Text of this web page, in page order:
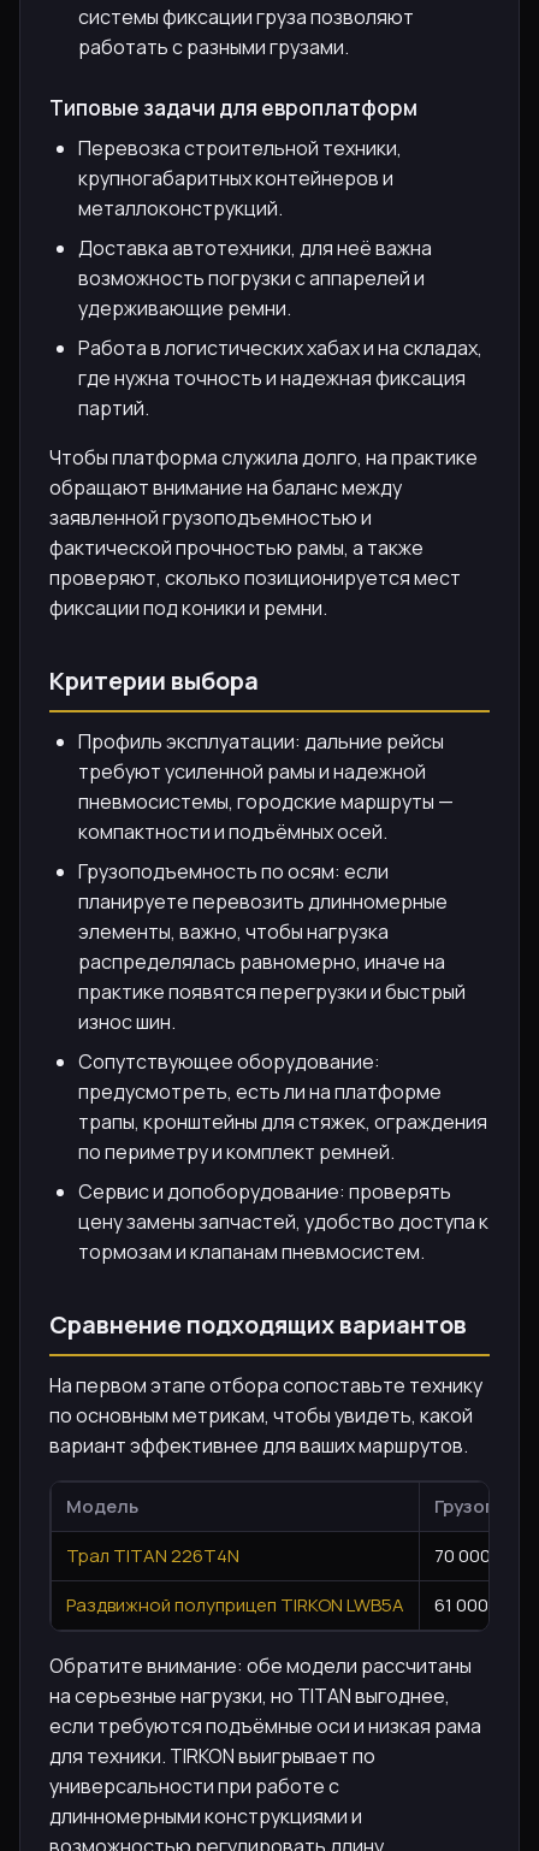
системы фиксации груза позволяют
работать с разными грузами.
Типовые задачи для европлатформ
Перевозка строительной техники,
крупногабаритных контейнеров и
металлоконструкций.
Доставка автотехники, для неё важна
возможность погрузки с аппарелей и
удерживающие ремни.
Работа в логистических хабах и на складах,
где нужна точность и надежная фиксация
партий.
Чтобы платформа служила долго, на практике
обращают внимание на баланс между
заявленной грузоподъемностью и
фактической прочностью рамы, а также
проверяют, сколько позиционируется мест
фиксации под коники и ремни.
Критерии выбора
Профиль эксплуатации: дальние рейсы
требуют усиленной рамы и надежной
пневмосистемы, городские маршруты —
компактности и подъёмных осей.
Грузоподъемность по осям: если
планируете перевозить длинномерные
элементы, важно, чтобы нагрузка
распределялась равномерно, иначе на
практике появятся перегрузки и быстрый
износ шин.
Сопутствующее оборудование:
предусмотреть, есть ли на платформе
трапы, кронштейны для стяжек, ограждения
по периметру и комплект ремней.
Сервис и допоборудование: проверять
цену замены запчастей, удобство доступа к
тормозам и клапанам пневмосистем.
Сравнение подходящих вариантов
На первом этапе отбора сопоставьте технику
по основным метрикам, чтобы увидеть, какой
вариант эффективнее для ваших маршрутов.
Модель
Трал TITAN 226T4N
70 000 кг
Раздвижной полуприцеп TIRKON LWB5A
61 000 кг
Обратите внимание: обе модели рассчитаны
на серьезные нагрузки, но TITAN выгоднее,
если требуются подъёмные оси и низкая рама
для техники. TIRKON выигрывает по
универсальности при работе с
длинномерными конструкциями и